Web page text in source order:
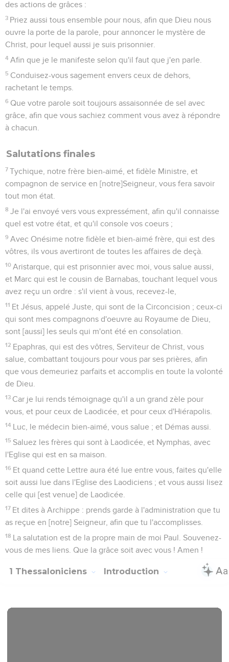
des actions de grâces :
3 Priez aussi tous ensemble pour nous, afin que Dieu nous
ouvre la porte de la parole, pour annoncer le mystère de
Christ, pour lequel aussi je suis prisonnier.
4 Afin que je le manifeste selon qu'il faut que j'en parle.
5 Conduisez-vous sagement envers ceux de dehors,
rachetant le temps.
6 Que votre parole soit toujours assaisonnée de sel avec
grâce, afin que vous sachiez comment vous avez à répondre
à chacun.
Salutations finales
7 Tychique, notre frère bien-aimé, et fidèle Ministre, et
compagnon de service en [notre]Seigneur, vous fera savoir
tout mon état.
8 Je l'ai envoyé vers vous expressément, afin qu'il connaisse
quel est votre état, et qu'il console vos coeurs ;
9 Avec Onésime notre fidèle et bien-aimé frère, qui est des
vôtres, ils vous avertiront de toutes les affaires de deçà.
10 Aristarque, qui est prisonnier avec moi, vous salue aussi,
et Marc qui est le cousin de Barnabas, touchant lequel vous
avez reçu un ordre : s'il vient à vous, recevez-le,
11 Et Jésus, appelé Juste, qui sont de la Circoncision ; ceux-ci
qui sont mes compagnons d'oeuvre au Royaume de Dieu,
sont [aussi] les seuls qui m'ont été en consolation.
12 Epaphras, qui est des vôtres, Serviteur de Christ, vous
salue, combattant toujours pour vous par ses prières, afin
que vous demeuriez parfaits et accomplis en toute la volonté
de Dieu.
13 Car je lui rends témoignage qu'il a un grand zèle pour
vous, et pour ceux de Laodicée, et pour ceux d'Hiérapolis.
14 Luc, le médecin bien-aimé, vous salue ; et Démas aussi.
15 Saluez les frères qui sont à Laodicée, et Nymphas, avec
l'Eglise qui est en sa maison.
16 Et quand cette Lettre aura été lue entre vous, faites qu'elle
soit aussi lue dans l'Eglise des Laodiciens ; et vous aussi lisez
celle qui [est venue] de Laodicée.
17 Et dites à Archippe : prends garde à l'administration que tu
as reçue en [notre] Seigneur, afin que tu l'accomplisses.
18 La salutation est de la propre main de moi Paul. Souvenez-
vous de mes liens. Que la grâce soit avec vous ! Amen !
1 Thessaloniciens Introduction